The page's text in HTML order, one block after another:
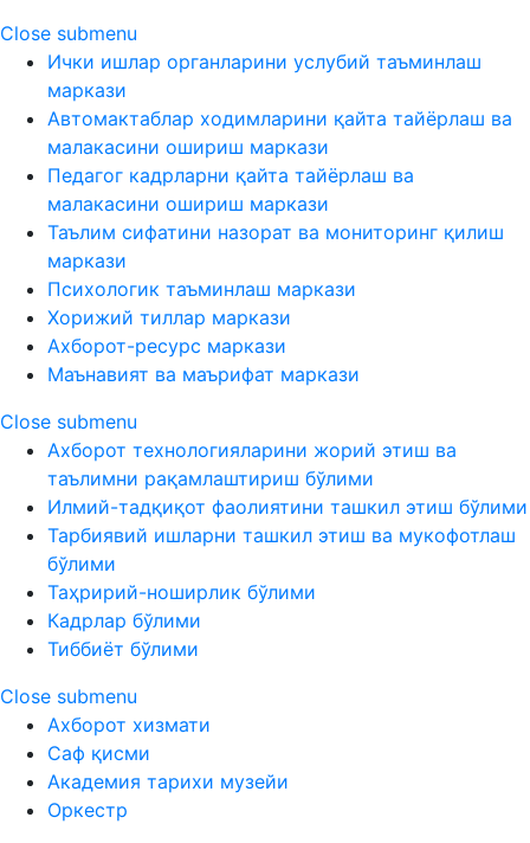
Close submenu
Ички ишлар органларини услубий таъминлаш
маркази
Автомактаблар ходимларини қайта тайёрлаш ва
малакасини ошириш маркази
Педагог кадрларни қайта тайёрлаш ва
малакасини ошириш маркази
Таълим сифатини назорат ва мониторинг қилиш
маркази
Психологик таъминлаш маркази
Хорижий тиллар маркази
Ахборот-ресурс маркази
Маънавият ва маърифат маркази
Close submenu
Ахборот технологияларини жорий этиш ва
таълимни рақамлаштириш бўлими
Илмий-тадқиқот фаолиятини ташкил этиш бўлими
Тарбиявий ишларни ташкил этиш ва мукофотлаш
бўлими
Таҳририй-ноширлик бўлими
Кадрлар бўлими
Тиббиёт бўлими
Close submenu
Ахборот хизмати
Саф қисми
Академия тарихи музейи
Оркестр